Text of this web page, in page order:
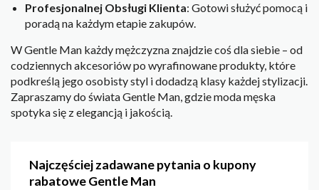
Profesjonalnej Obsługi Klienta: Gotowi służyć pomocą i
poradą na każdym etapie zakupów.
W Gentle Man każdy mężczyzna znajdzie coś dla siebie – od
codziennych akcesoriów po wyrafinowane produkty, które
podkreślą jego osobisty styl i dodadzą klasy każdej stylizacji.
Zapraszamy do świata Gentle Man, gdzie moda męska
spotyka się z elegancją i jakością.
Najczęściej zadawane pytania o kupony
rabatowe Gentle Man